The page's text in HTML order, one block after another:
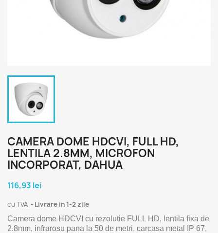
CAMERA DOME HDCVI, FULL HD,
LENTILA 2.8MM, MICROFON
INCORPORAT, DAHUA
116,93 lei
cu TVA Livrare in 1-2 zile
Camera dome HDCVI cu rezolutie FULL HD, lentila fixa de
2.8mm, infrarosu pana la 50 de metri, carcasa metal IP 67,